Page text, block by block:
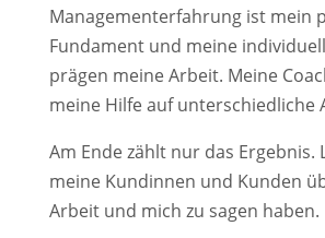
Managementerfahrung ist mein
Fundament und meine
prägen meine Arbeit. Meine
meine Hilfe auf unterschiedliche
Am Ende zählt nur das Ergebnis.
meine Kundinnen und Kunden
Arbeit und mich zu sagen haben.